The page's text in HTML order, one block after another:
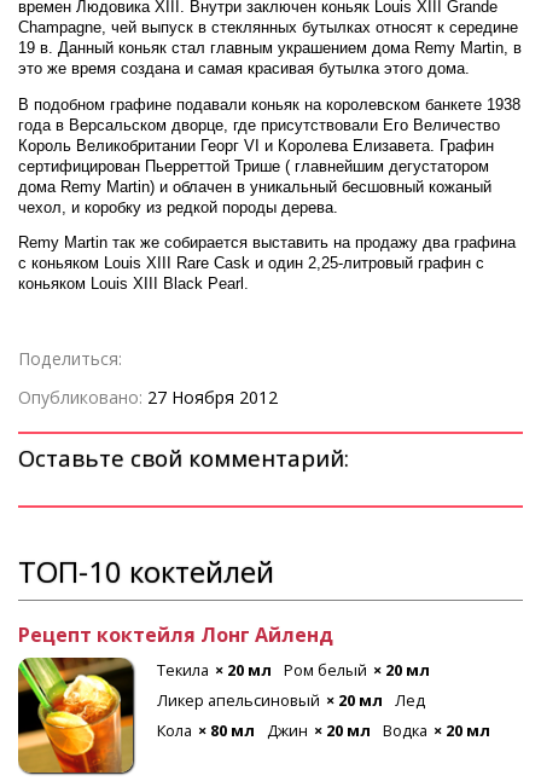
времен Людовика ХIII. Внутри заключен коньяк Louis XIII Grande
Champagne, чей выпуск в стеклянных бутылках относят к середине
19 в. Данный коньяк стал главным украшением дома Remy Martin, в
это же время создана и самая красивая бутылка этого дома.
В подобном графине подавали коньяк на королевском банкете 1938
года в Версальском дворце, где присутствовали Его Величество
Король Великобритании Георг VI и Королева Елизавета. Графин
сертифицирован Пьерреттой Трише ( главнейшим дегустатором
дома Remy Martin) и облачен в уникальный бесшовный кожаный
чехол, и коробку из редкой породы дерева.
Remy Martin так же собирается выставить на продажу два графина
с коньяком Louis XIII Rare Cask и один 2,25-литровый графин с
коньяком Louis XIII Black Pearl.
Поделиться:
Опубликовано: 27 Ноября 2012
Оставьте свой комментарий:
ТОП-10 коктейлей
Рецепт коктейля Лонг Айленд
Текила × 20 мл Ром белый × 20 мл
Ликер апельсиновый × 20 мл
Лед
Кола × 80 мл Джин × 20 мл Водка × 20 мл